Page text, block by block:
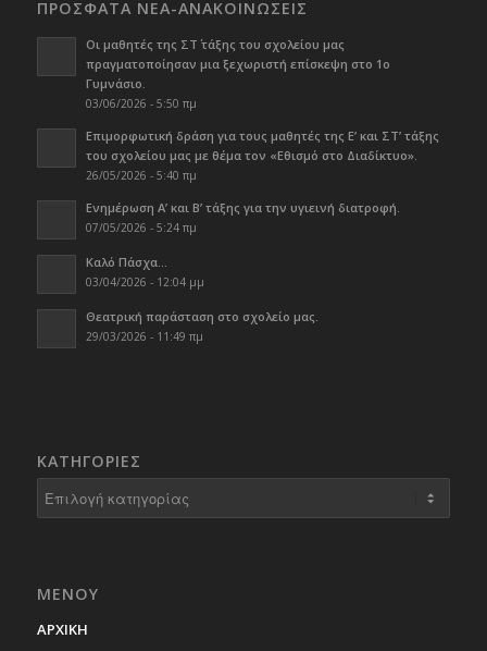
ΠΡΟΣΦΑΤΑ ΝΕΑ-ΑΝΑΚΟΙΝΩΣΕΙΣ
Οι μαθητές της ΣΤ΄ τάξης του σχολείου μας
πραγματοποίησαν μια ξεχωριστή επίσκεψη στο 1ο
Γυμνάσιο.
03/06/2026 - 5:50 πμ
Επιμορφωτική δράση για τους μαθητές της Ε’ και ΣΤ’ τάξης
του σχολείου μας με θέμα τον «Εθισμό στο Διαδίκτυο».
26/05/2026 - 5:40 πμ
Ενημέρωση Α’ και Β’ τάξης για την υγιεινή διατροφή.
07/05/2026 - 5:24 πμ
Καλό Πάσχα…
03/04/2026 - 12:04 μμ
Θεατρική παράσταση στο σχολείο μας.
29/03/2026 - 11:49 πμ
KΑΤΗΓΟΡΊΕΣ
ΜΕΝΟΥ
ΑΡΧΙΚΗ